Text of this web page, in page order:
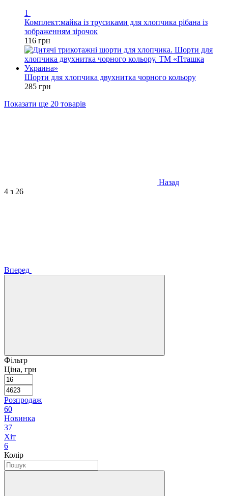
1
Комплект:майка із трусиками для хлопчика рібана із
зображенням зірочок
116 грн
Шорти для хлопчика двухнитка чорного кольору
285 грн
Показати ще 20 товарів
Назад
4 з 26
Вперед
Фільтр
Ціна, грн
Розпродаж
60
Новинка
37
Хіт
6
Колір